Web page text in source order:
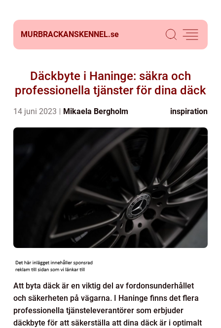
MURBRACKANSKENNEL.se
Däckbyte i Haninge: säkra och
professionella tjänster för dina däck
14 juni 2023 Mikaela Bergholm inspiration
Att byta däck är en viktig del av fordonsunderhållet
och säkerheten på vägarna. I Haninge finns det flera
professionella tjänsteleverantörer som erbjuder
däckbyte för att säkerställa att dina däck är i optimalt